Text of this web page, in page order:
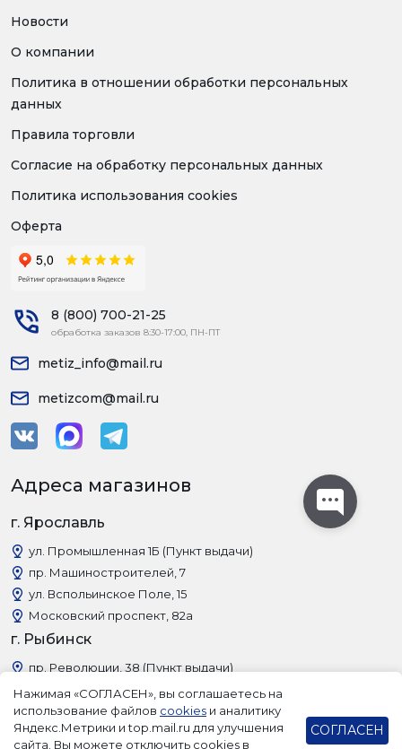
Новости
О компании
Политика в отношении обработки персональных
данных
Правила торговли
Согласие на обработку персональных данных
Политика использования cookies
Оферта
8 (800) 700-21-25
обработка заказов 8:30-17:00, ПН-ПТ
metiz_info@mail.ru
metizcom@mail.ru
Адреса магазинов
г. Ярославль
ул. Промышленная 1Б (Пункт выдачи)
пр. Машиностроителей, 7
ул. Вспольинское Поле, 15
Московский проспект, 82а
г. Рыбинск
пр. Революции, 38 (Пункт выдачи)
Нажимая «СОГЛАСЕН», вы соглашаетесь на
использование файлов cookies и аналитику
Яндекс.Метрики и top.mail.ru для улучшения
сайта. Вы можете отключить cookies в
СОГЛАСЕН